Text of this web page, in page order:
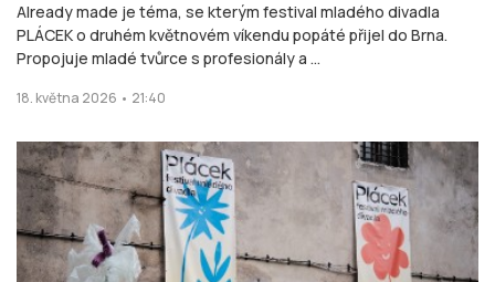
Already made je téma, se kterým festival mladého divadla
PLÁCEK o druhém květnovém víkendu popáté přijel do Brna.
Propojuje mladé tvůrce s profesionály a ...
18. května 2026 • 21:40